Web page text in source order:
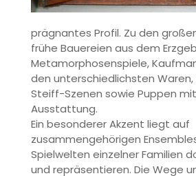
prägnantes Profil. Zu den
frühe Bauereien aus dem
Metamorphosenspiele,
den unterschiedlichsten
Steiff-Szenen sowie Puppen
Ausstattung.
Ein besonderer Akzent liegt auf
zusammengehörigen
Spielwelten einzelner Familien
und repräsentieren. Die Wege